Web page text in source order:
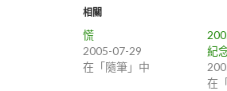
相關
慌
2005-07-29
在「隨筆」中
紀
在